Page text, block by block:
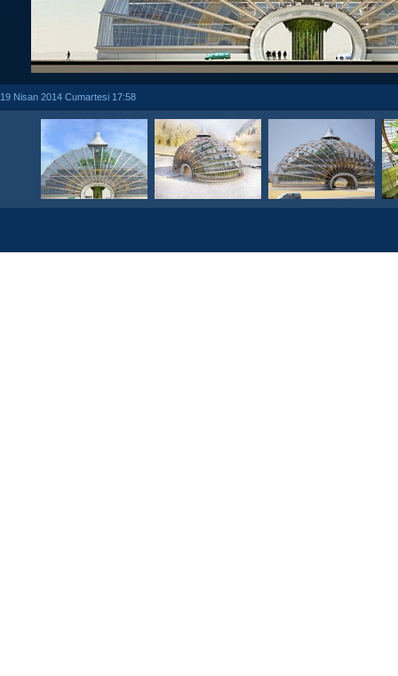
19 Nisan 2014 Cumartesi 17:58